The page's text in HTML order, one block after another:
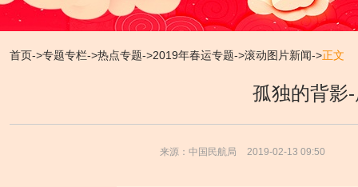
首页->专题专栏->热点专题->2019年春运专题->滚动图片新闻->正文
孤独的背影
来源：中国民航局 2019-02-13 09:50